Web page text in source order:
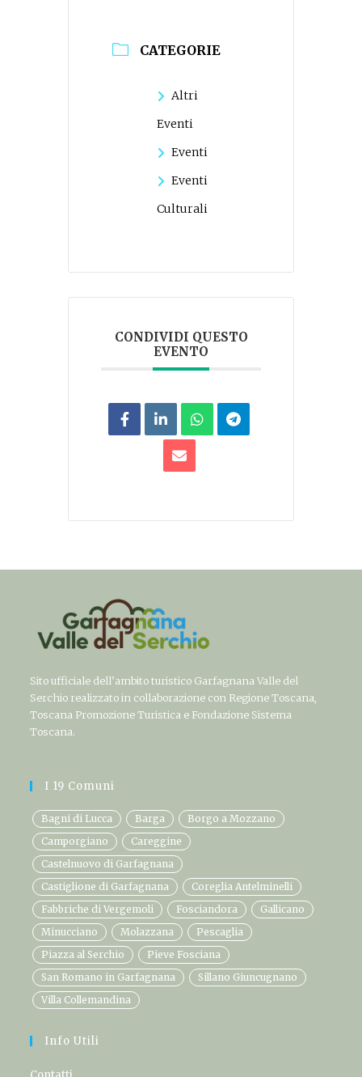
CATEGORIE
Altri
Eventi
Eventi
Eventi
Culturali
CONDIVIDI QUESTO
EVENTO
Sito ufficiale dell’ambito turistico Garfagnana Valle del
Serchio realizzato in collaborazione con Regione Toscana,
Toscana Promozione Turistica e Fondazione Sistema
Toscana.
I 19 Comuni
Bagni di Lucca Barga
Borgo a Mozzano
Camporgiano
Careggine
Castelnuovo di Garfagnana
Castiglione di Garfagnana
Coreglia Antelminelli
Fabbriche di Vergemoli
Fosciandora
Gallicano
Minucciano
Molazzana
Pescaglia
Piazza al Serchio
Pieve Fosciana
San Romano in Garfagnana
Sillano Giuncugnano
Villa Collemandina
Info Utili